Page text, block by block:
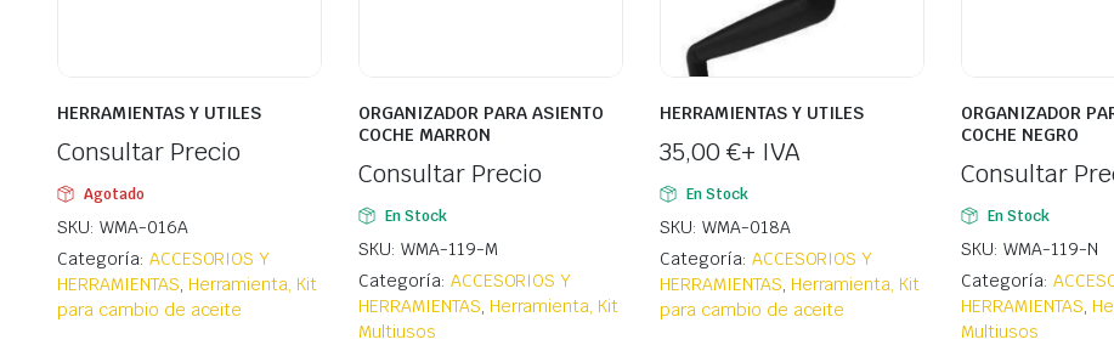
HERRAMIENTAS Y UTILES
Consultar Precio
Agotado
SKU: WMA-016A
Categoría: ACCESORIOS Y
HERRAMIENTAS, Herramienta, Kit
para cambio de aceite
ORGANIZADOR PARA ASIENTO
COCHE MARRON
Consultar Precio
En Stock
SKU: WMA-119-M
Categoría: ACCESORIOS Y
HERRAMIENTAS, Herramienta, Kit
Multiusos
HERRAMIENTAS Y UTILES
35,00 €+ IVA
En Stock
SKU: WMA-018A
Categoría: ACCESORIOS Y
HERRAMIENTAS, Herramienta, Kit
para cambio de aceite
ORGANIZADOR
COCHE NEGRO
Consultar
En Stock
SKU: WMA-119-N
Categoría:
HERRAMIENTAS,
Multiusos